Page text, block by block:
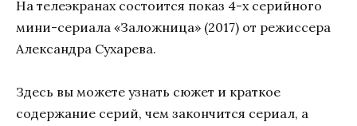
На телеэкранах состоится показ 4-х серийного
мини-сериала «Заложница» (2017) от режиссера
Александра Сухарева.
Здесь вы можете узнать сюжет и краткое
содержание серий, чем закончится сериал, а